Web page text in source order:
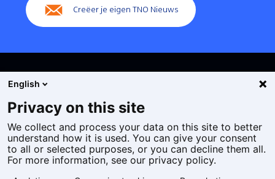
Creëer je eigen TNO Nieuws
Cookies
Privacy statement
Toegankelijkheid
English
Privacy on this site
We collect and process your data on this site to better
understand how it is used. You can give your consent
to all or selected purposes, or you can decline them all.
For more information, see our privacy policy.